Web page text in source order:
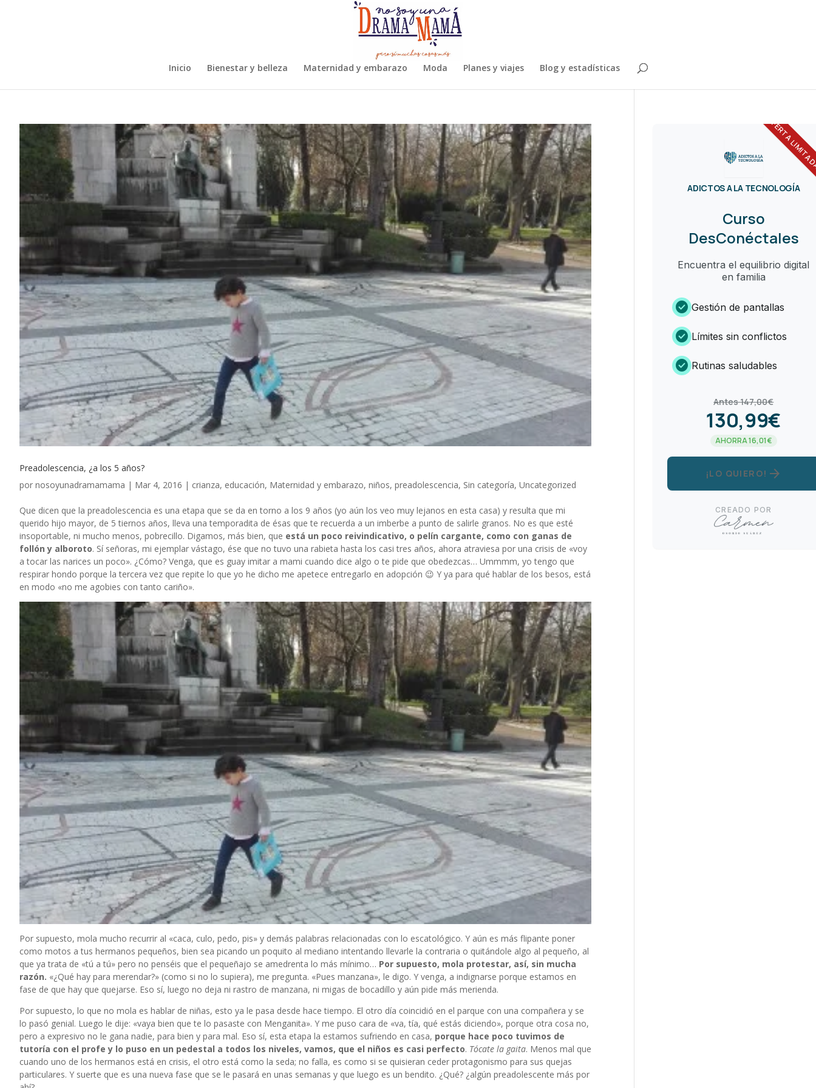
Inicio Bienestar y belleza Maternidad y embarazo Moda Planes y viajes Blog y estadísticas
Preadolescencia, ¿a los 5 años?
por nosoyunadramamama | Mar 4, 2016 | crianza, educación, Maternidad y embarazo, niños, preadolescencia, Sin categoría, Uncategorized
Que dicen que la preadolescencia es una etapa que se da en torno a los 9 años (yo aún los veo muy lejanos en esta casa) y resulta que mi
querido hijo mayor, de 5 tiernos años, lleva una temporadita de ésas que te recuerda a un imberbe a punto de salirle granos. No es que esté
insoportable, ni mucho menos, pobrecillo. Digamos, más bien, que está un poco reivindicativo, o pelín cargante, como con ganas de
follón y alboroto. Sí señoras, mi ejemplar vástago, ése que no tuvo una rabieta hasta los casi tres años, ahora atraviesa por una crisis de «voy
a tocar las narices un poco». ¿Cómo? Venga, que es guay imitar a mami cuando dice algo o te pide que obedezcas… Ummmm, yo tengo que
respirar hondo porque la tercera vez que repite lo que yo he dicho me apetece entregarlo en adopción 😉 Y ya para qué hablar de los besos, está
en modo «no me agobies con tanto cariño».
Por supuesto, mola mucho recurrir al «caca, culo, pedo, pis» y demás palabras relacionadas con lo escatológico. Y aún es más flipante poner
como motos a tus hermanos pequeños, bien sea picando un poquito al mediano intentando llevarle la contraria o quitándole algo al pequeño, al
que ya trata de «tú a tú» pero no penséis que el pequeñajo se amedrenta lo más mínimo… Por supuesto, mola protestar, así, sin mucha
razón. «¿Qué hay para merendar?» (como si no lo supiera), me pregunta. «Pues manzana», le digo. Y venga, a indignarse porque estamos en
fase de que hay que quejarse. Eso sí, luego no deja ni rastro de manzana, ni migas de bocadillo y aún pide más merienda.
Por supuesto, lo que no mola es hablar de niñas, esto ya le pasa desde hace tiempo. El otro día coincidió en el parque con una compañera y se
lo pasó genial. Luego le dije: «vaya bien que te lo pasaste con Menganita». Y me puso cara de «va, tía, qué estás diciendo», porque otra cosa no,
pero a expresivo no le gana nadie, para bien y para mal. Eso sí, esta etapa la estamos sufriendo en casa, porque hace poco tuvimos de
tutoría con el profe y lo puso en un pedestal a todos los niveles, vamos, que el niños es casi perfecto. Tócate la gaita. Menos mal que
cuando uno de los hermanos está en crisis, el otro está como la seda; no falla, es como si se quisieran ceder protagonismo para sus quejas
particulares. Y suerte que es una nueva fase que se le pasará en unas semanas y que luego es un bendito. ¿Qué? ¿algún preadolescente más por
OFERTA
ADICTOS A LA TECNOLOGÍA
Curso
DesConéctales
Encuentra el equilibrio digital
en familia
check_circle Gestión de pantallas
check_circle Límites sin conflictos
check_circle Rutinas saludables
Antes 147,00€
130,99€
AHORRA 16,01€
¡LO QUIERO! arrow_forward
CREADO POR